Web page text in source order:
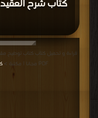
كتاب شرح
قراءة و تحميل كتاب كتاب توضيح
PDF مجانا | مكتبة >